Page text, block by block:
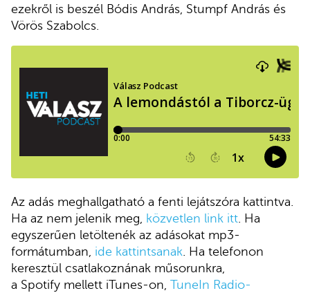
ezekről is beszél Bódis András, Stumpf András és
Vörös Szabolcs.
Az adás meghallgatható a fenti lejátszóra kattintva.
Ha az nem jelenik meg, közvetlen link itt. Ha
egyszerűen letöltenék az adásokat mp3-
formátumban, ide kattintsanak. Ha telefonon
keresztül csatlakoznának műsorunkra,
a Spotify mellett iTunes-on, TuneIn Radio-